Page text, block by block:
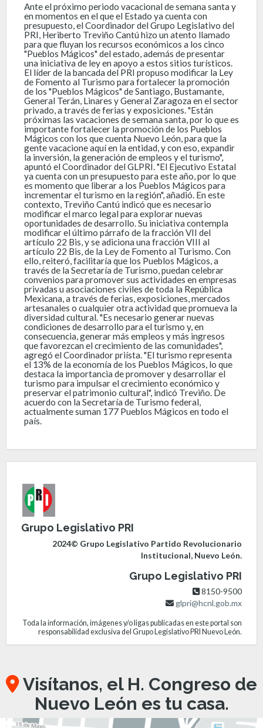
Ante el próximo periodo vacacional de semana santa y
en momentos en el que el Estado ya cuenta con
presupuesto, el Coordinador del Grupo Legislativo del
PRI, Heriberto Treviño Cantú hizo un atento llamado
para que fluyan los recursos económicos a los cinco
"Pueblos Mágicos" del estado, además de presentar
una iniciativa de ley en apoyo a estos sitios turísticos.
El líder de la bancada del PRI propuso modificar la Ley
de Fomento al Turismo para fortalecer la promoción
de los "Pueblos Mágicos" de Santiago, Bustamante,
General Terán, Linares y General Zaragoza en el sector
privado, a través de ferias y exposiciones. "Están
próximas las vacaciones de semana santa, por lo que es
importante fortalecer la promoción de los Pueblos
Mágicos con los que cuenta Nuevo León, para que la
gente vacacione aquí en la entidad, y con eso, expandir
la inversión, la generación de empleos y el turismo",
apuntó el Coordinador del GLPRI. "El Ejecutivo Estatal
ya cuenta con un presupuesto para este año, por lo que
es momento que liberar a los Pueblos Mágicos para
incrementar el turismo en la región", añadió. En este
contexto, Treviño Cantú indicó que es necesario
modificar el marco legal para explorar nuevas
oportunidades de desarrollo. Su iniciativa contempla
modificar el último párrafo de la fracción VII del
artículo 22 Bis, y se adiciona una fracción VIII al
artículo 22 Bis, de la Ley de Fomento al Turismo. Con
ello, reiteró, facilitaría que los Pueblos Mágicos, a
través de la Secretaría de Turismo, puedan celebrar
convenios para promover sus actividades en empresas
privadas u asociaciones civiles de toda la República
Mexicana, a través de ferias, exposiciones, mercados
artesanales o cualquier otra actividad que promueva la
diversidad cultural. "Es necesario generar nuevas
condiciones de desarrollo para el turismo y, en
consecuencia, generar más empleos y más ingresos
que favorezcan el crecimiento de las comunidades",
agregó el Coordinador priísta. "El turismo representa
el 13% de la economía de los Pueblos Mágicos, lo que
destaca la importancia de promover y desarrollar el
turismo para impulsar el crecimiento económico y
preservar el patrimonio cultural", indicó Treviño. De
acuerdo con la Secretaría de Turismo federal,
actualmente suman 177 Pueblos Mágicos en todo el
país.
Grupo Legislativo PRI
2024© Grupo Legislativo Partido Revolucionario
Institucional, Nuevo León.
Grupo Legislativo PRI
8150-9500
glpri@hcnl.gob.mx
Toda la información, imágenes y/o ligas publicadas en este portal son
responsabilidad exclusiva del Grupo Legislativo PRI Nuevo León.
Visítanos, el H. Congreso de
Nuevo León es tu casa.